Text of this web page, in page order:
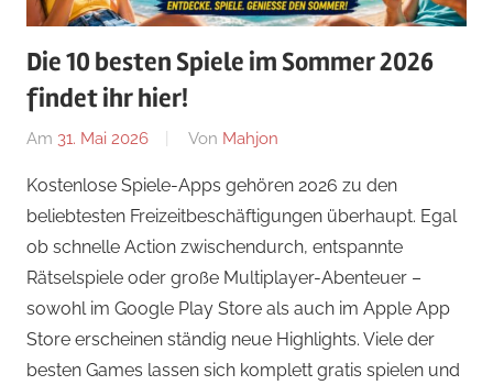
Die 10 besten Spiele im Sommer 2026
findet ihr hier!
Am 31. Mai 2026 Von Mahjon
Arcade-
Spiele ,
Arcade-
Spiele,
Arcade-
Spiele,
Sportspiele
Kostenlose Spiele-Apps gehören 2026 zu den
beliebtesten Freizeitbeschäftigungen überhaupt. Egal
ob schnelle Action zwischendurch, entspannte
Rätselspiele oder große Multiplayer-Abenteuer –
sowohl im Google Play Store als auch im Apple App
Store erscheinen ständig neue Highlights. Viele der
besten Games lassen sich komplett gratis spielen und